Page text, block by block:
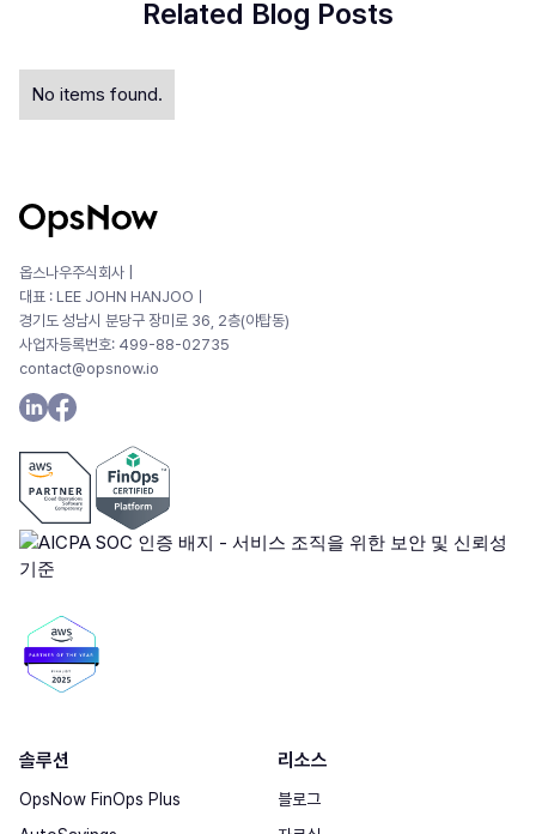
Related Blog Posts
No items found.
옵스나우주식회사 |
대표 : LEE JOHN HANJOOㅣ
경기도 성남시 분당구 장미로 36, 2층(야탑동)
사업자등록번호: 499-88-02735
contact@opsnow.io
솔루션
OpsNow FinOps Plus
리소스
블로그